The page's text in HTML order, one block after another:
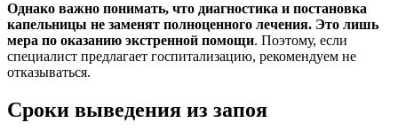
Однако важно понимать, что диагностика и постановка
капельницы не заменят полноценного лечения. Это лишь
мера по оказанию экстренной помощи. Поэтому, если
специалист предлагает госпитализацию, рекомендуем не
отказываться.
Сроки выведения из запоя